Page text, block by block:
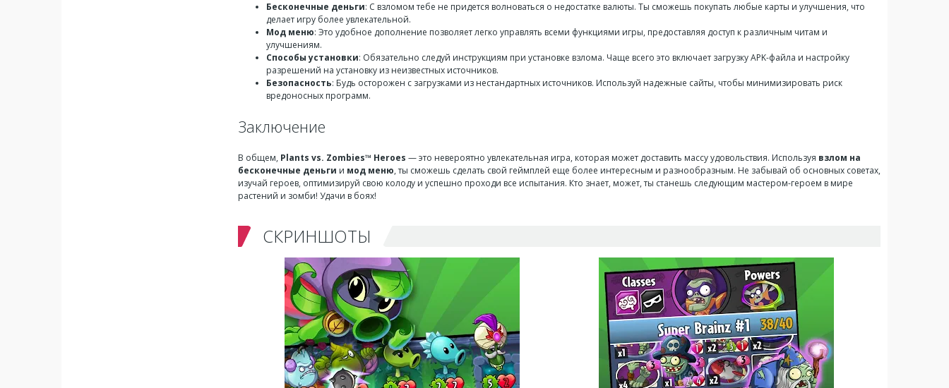
Бесконечные деньги: С взломом тебе не придется волноваться о недостатке валюты. Ты сможешь покупать любые карты и улучшения, что
делает игру более увлекательной.
Мод меню: Это удобное дополнение позволяет легко управлять всеми функциями игры, предоставляя доступ к различным читам и
улучшениям.
Способы установки: Обязательно следуй инструкциям при установке взлома. Чаще всего это включает загрузку APK-файла и настройку
разрешений на установку из неизвестных источников.
Безопасность: Будь осторожен с загрузками из нестандартных источников. Используй надежные сайты, чтобы минимизировать риск
вредоносных программ.
Заключение
В общем, Plants vs. Zombies™ Heroes — это невероятно увлекательная игра, которая может доставить массу удовольствия. Используя взлом на
бесконечные деньги и мод меню, ты сможешь сделать свой геймплей еще более интересным и разнообразным. Не забывай об основных советах,
изучай героев, оптимизируй свою колоду и успешно проходи все испытания. Кто знает, может, ты станешь следующим мастером-героем в мире
растений и зомби! Удачи в боях!
СКРИНШОТЫ